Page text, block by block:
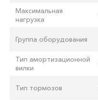
Максимальная
нагрузка
Группа оборудования
Тип амортизационной
вилки
Тип тормозов